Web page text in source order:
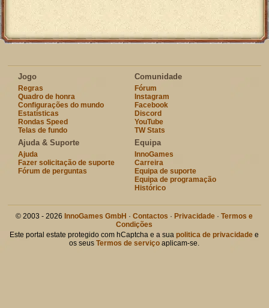
Jogo
Regras
Quadro de honra
Configurações do mundo
Estatísticas
Rondas Speed
Telas de fundo
Comunidade
Fórum
Instagram
Facebook
Discord
YouTube
TW Stats
Ajuda & Suporte
Ajuda
Fazer solicitação de suporte
Fórum de perguntas
Equipa
InnoGames
Carreira
Equipa de suporte
Equipa de programação
Histórico
© 2003 - 2026 InnoGames GmbH ·Contactos · Privacidade ·Termos e
Condições
Este portal estate protegido com hCaptcha e a suapolitica de privacidade e
os seusTermos de serviço aplicam-se.